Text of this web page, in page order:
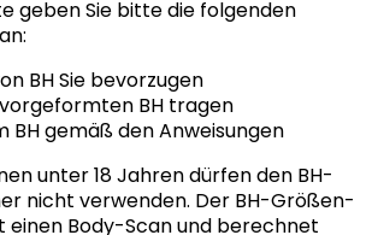
geben Sie bitte die folgenden
BH Sie bevorzugen
BH tragen
BH gemäß den Anweisungen
unter 18 Jahren dürfen den BH-
nicht verwenden. Der BH-Größen-
einen Body-Scan und berechnet